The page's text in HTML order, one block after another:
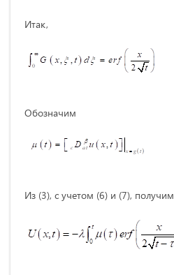
Итак,
Обозначим
Из (3), с учетом (6) и (7), получим